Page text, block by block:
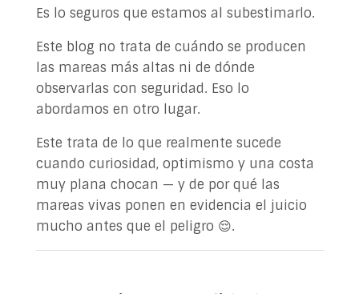
Es lo seguros que estamos al subestimarlo.
Este blog no trata de cuándo se producen
las mareas más altas ni de dónde
observarlas con seguridad. Eso lo
abordamos en otro lugar.
Este trata de lo que realmente sucede
cuando curiosidad, optimismo y una costa
muy plana chocan — y de por qué las
mareas vivas ponen en evidencia el juicio
mucho antes que el peligro 😌.